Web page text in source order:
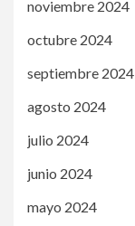
noviembre 2024
octubre 2024
septiembre 2024
agosto 2024
julio 2024
junio 2024
mayo 2024